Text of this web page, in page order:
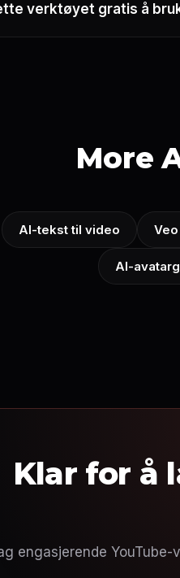
verktøyet gratis å
More
AI-tekst til video
AI-
Klar for å
engasjerende